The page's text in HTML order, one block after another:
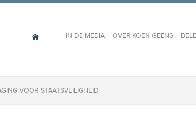
IN DE MEDIA OVER KOEN GEENS
VOOR STAATSVEILIGHEID